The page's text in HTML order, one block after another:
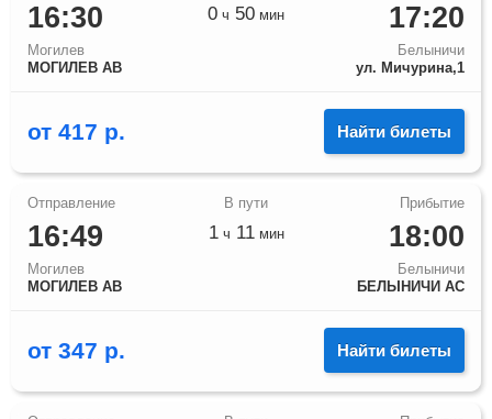
16:30
Могилев
МОГИЛЕВ АВ
17:20
Белыничи
ул. Мичурина,1
0 ч 50 мин
от 417 р. Найти билеты
16:49
Могилев
МОГИЛЕВ АВ
18:00
Белыничи
БЕЛЫНИЧИ АС
1ч 11мин
от 347 р. Найти билеты